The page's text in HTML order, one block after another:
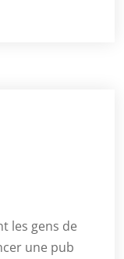
les gens de
une pub